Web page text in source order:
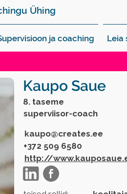
Ühing
ja coaching Leia
Kaupo Saue
8. taseme
superviisor-coach
kaupo@creates.ee
+372 509 6580
http://